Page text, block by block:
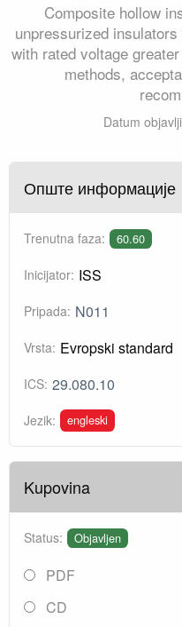
Composite hollow
unpressurized
with rated voltage
methods,
Datum
Опште информације
Trenutna faza: 60.60
Inicijator: ISS
Pripada: N011
Vrsta: Evropski standard
ICS: 29.080.10
Jezik: engleski
Kupovina
Status: Objavljen
PDF
CD